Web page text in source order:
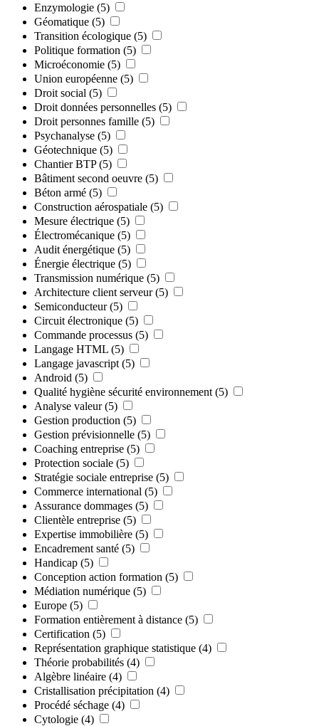
Enzymologie (5)
Géomatique (5)
Transition écologique (5)
Politique formation (5)
Microéconomie (5)
Union européenne (5)
Droit social (5)
Droit données personnelles (5)
Droit personnes famille (5)
Psychanalyse (5)
Géotechnique (5)
Chantier BTP (5)
Bâtiment second oeuvre (5)
Béton armé (5)
Construction aérospatiale (5)
Mesure électrique (5)
Électromécanique (5)
Audit énergétique (5)
Énergie électrique (5)
Transmission numérique (5)
Architecture client serveur (5)
Semiconducteur (5)
Circuit électronique (5)
Commande processus (5)
Langage HTML (5)
Langage javascript (5)
Android (5)
Qualité hygiène sécurité environnement (5)
Analyse valeur (5)
Gestion production (5)
Gestion prévisionnelle (5)
Coaching entreprise (5)
Protection sociale (5)
Stratégie sociale entreprise (5)
Commerce international (5)
Assurance dommages (5)
Clientèle entreprise (5)
Expertise immobilière (5)
Encadrement santé (5)
Handicap (5)
Conception action formation (5)
Médiation numérique (5)
Europe (5)
Formation entièrement à distance (5)
Certification (5)
Représentation graphique statistique (4)
Théorie probabilités (4)
Algèbre linéaire (4)
Cristallisation précipitation (4)
Procédé séchage (4)
Cytologie (4)